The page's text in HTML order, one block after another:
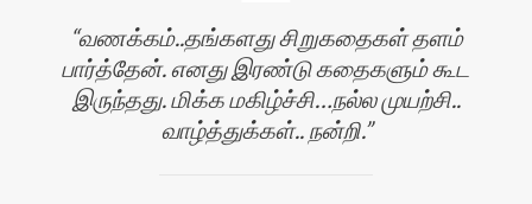
வணக்கம்..தங்களது சிறுகதைகள் தளம்
பார்த்தேன். எனது இரண்டு கதைகளும் கூட
இருந்தது. மிக்க மகிழ்ச்சி…நல்ல முயற்சி..
வாழ்த்துக்கள்.. நன்றி.